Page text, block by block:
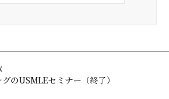
のUSMLEセミナー（終了）